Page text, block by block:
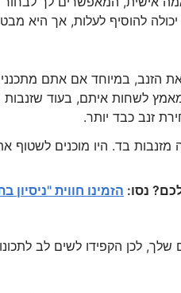
להוסיף לעלות, אך היא
במיוחד אם אתם מתכננים
מאמץ לשחות איתם, בעוד
זנב כבד יותר.
מזנבות בד. היו מוכנים
נסו: הזמינו חווית "ניסיון
שלך, לכן הקפידו לשים לב